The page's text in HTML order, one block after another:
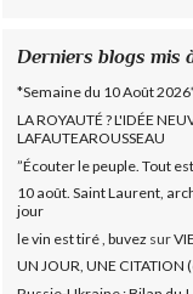
Derniers blogs mis
*Semaine du 10 Août
LA ROYAUTÉ ? L'IDÉE
LAFAUTEAROUSSEAU
”Écouter le peuple. Tout
10 août. Saint Laurent,
jour
le vin est tiré , buvez sur
UN JOUR, UNE CITATION